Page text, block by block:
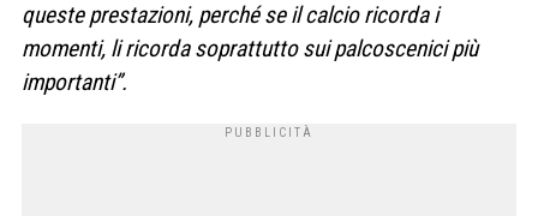
queste prestazioni, perché se il calcio ricorda i
momenti, li ricorda soprattutto sui palcoscenici più
importanti”.